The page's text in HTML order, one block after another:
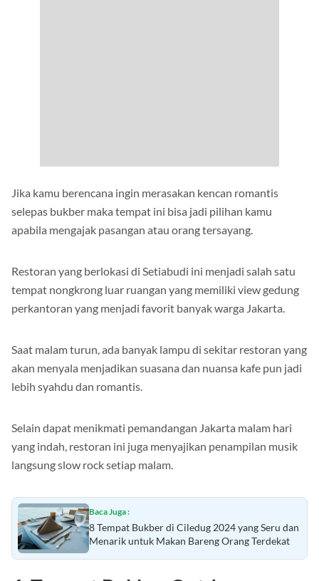
Jika kamu berencana ingin merasakan kencan romantis
selepas bukber maka tempat ini bisa jadi pilihan kamu
apabila mengajak pasangan atau orang tersayang.
Restoran yang berlokasi di Setiabudi ini menjadi salah satu
tempat nongkrong luar ruangan yang memiliki view gedung
perkantoran yang menjadi favorit banyak warga Jakarta.
Saat malam turun, ada banyak lampu di sekitar restoran yang
akan menyala menjadikan suasana dan nuansa kafe pun jadi
lebih syahdu dan romantis.
Selain dapat menikmati pemandangan Jakarta malam hari
yang indah, restoran ini juga menyajikan penampilan musik
langsung slow rock setiap malam.
Baca Juga :
8 Tempat Bukber di Ciledug 2024 yang Seru dan
Menarik untuk Makan Bareng Orang Terdekat